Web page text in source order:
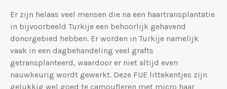
Er zijn helaas veel mensen die na een haartransplantatie
in bijvoorbeeld Turkije een behoorlijk gehavend
donorgebied hebben. Er worden in Turkije namelijk
vaak in een dagbehandeling veel grafts
getransplanteerd, waardoor er niet altijd even
nauwkeurig wordt gewerkt. Deze FUE littekentjes zijn
gelukkig wel goed te camoufleren met micro haar